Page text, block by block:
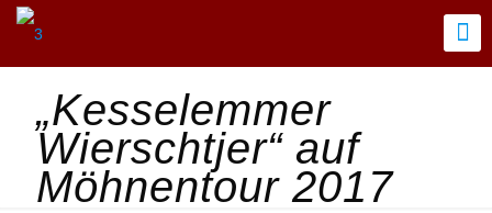
„Kesselemmer
Wierschtjer“ auf
Möhnentour 2017